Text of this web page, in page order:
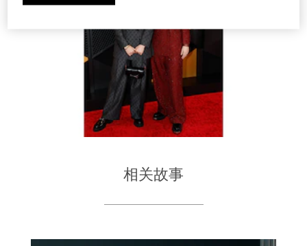
相关故事